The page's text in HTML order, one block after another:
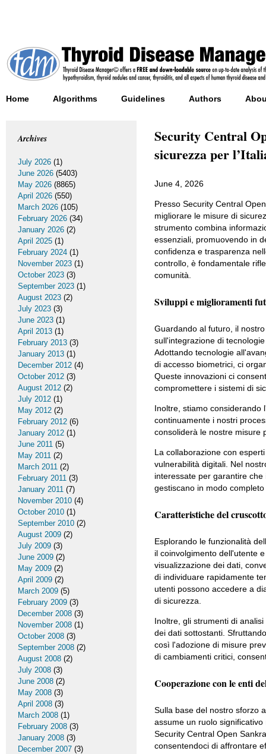
Home Algorithms Guidelines Authors
Security Central
sicurezza per
June 4, 2026
Presso Security Central
migliorare le misure di
strumento combina
essenziali, promuovendo in
confidenza e trasparenza
controllo, è fondamentale
comunità.
Sviluppi e miglioramenti
Guardando al futuro, il
sull'integrazione di
Adottando tecnologie
di accesso biometrici, ci
Queste innovazioni ci
compromettere i sistemi di
Inoltre, stiamo considerando
continuamente i nostri
consoliderà le nostre misure
La collaborazione con
vulnerabilità digitali. Nel
interessate per garantire
gestiscano in modo
Caratteristiche del
Esplorando le funzionalità
il coinvolgimento dell'utente
visualizzazione dei dati,
di individuare rapidamente
utenti possono accedere a
di sicurezza.
Inoltre, gli strumenti di
dei dati sottostanti.
così l'adozione di misure
di cambiamenti critici,
Cooperazione con le enti
Sulla base del nostro sforzo
assume un ruolo
Security Central Open
consentendoci di affrontare
Archives
July 2026 (1)
June 2026 (5403)
May 2026 (8865)
April 2026 (550)
March 2026 (105)
February 2026 (34)
January 2026 (2)
April 2025 (1)
February 2024 (1)
November 2023 (1)
October 2023 (3)
September 2023 (1)
August 2023 (2)
July 2023 (3)
June 2023 (1)
April 2013 (1)
February 2013 (3)
January 2013 (1)
December 2012 (4)
October 2012 (3)
August 2012 (2)
July 2012 (1)
May 2012 (2)
February 2012 (6)
January 2012 (1)
June 2011 (5)
May 2011 (2)
March 2011 (2)
February 2011 (3)
January 2011 (7)
November 2010 (4)
October 2010 (1)
September 2010 (2)
August 2009 (2)
July 2009 (3)
June 2009 (2)
May 2009 (2)
April 2009 (2)
March 2009 (5)
February 2009 (3)
December 2008 (3)
November 2008 (1)
October 2008 (3)
September 2008 (2)
August 2008 (2)
July 2008 (3)
June 2008 (2)
May 2008 (3)
April 2008 (3)
March 2008 (1)
February 2008 (3)
January 2008 (3)
December 2007 (3)